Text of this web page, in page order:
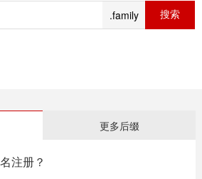
.family
更多后缀
注册？